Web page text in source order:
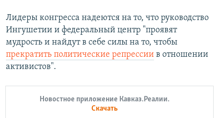
Лидеры конгресса надеются на то, что руководство
Ингушетии и федеральный центр "проявят
мудрость и найдут в себе силы на то, чтобы
прекратить политические репрессии в отношении
активистов".
Новостное приложение Кавказ.Реалии.
Скачать